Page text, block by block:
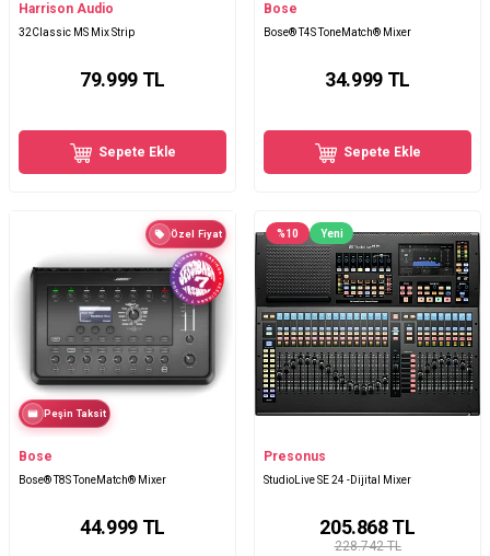
Harrison Audio
32Classic MS Mix Strip
79.999TL
Sepete Ekle
Bose
Bose® T4S ToneMatch® Mixer
34.999TL
Sepete Ekle
Özel Fiyat
Peşin Taksit
Bose
Bose® T8S ToneMatch® Mixer
44.999TL
%10 Yeni
Presonus
StudioLive SE 24 -Dijital Mixer
228.742 TL
205.868TL